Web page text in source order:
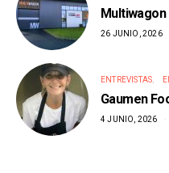
Multiwagon
26 JUNIO, 2026
ENTREVISTAS
Gaumen
4 JUNIO, 2026